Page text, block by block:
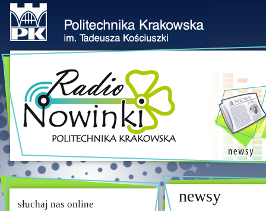
słuchaj nas online newsy